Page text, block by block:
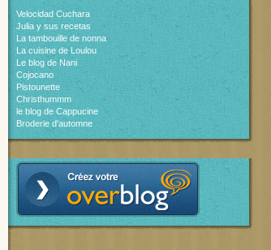
Velocidad Cuchara
Julia y sus recetas
La tambouille de nonna
La cuisine de Loulou
Le blog de Nani
Cojocano
Pistounette
Christhummm
le blog de Cappucine
Broderie d'automne